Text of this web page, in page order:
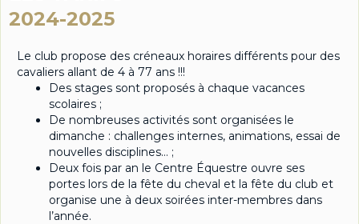
2024-2025
Le club propose des créneaux horaires différents pour des
cavaliers allant de 4 à 77 ans !!!
Des stages sont proposés à chaque vacances
scolaires ;
De nombreuses activités sont organisées le
dimanche : challenges internes, animations, essai de
nouvelles disciplines… ;
Deux fois par an le Centre Équestre ouvre ses
portes lors de la fête du cheval et la fête du club et
organise une à deux soirées inter-membres dans
l’année.